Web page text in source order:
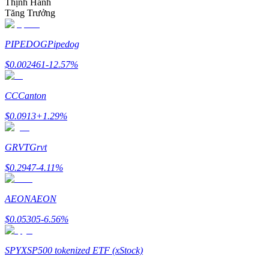
Đối tác Bitrue
Lên đến 65% hoa hồng!
Thịnh Hành
Tăng Trưởng
PIPEDOGPipedog
$0.002461-12.57%
CCCanton
$0.0913+1.29%
GRVTGrvt
$0.2947-4.11%
AEONAEON
$0.05305-6.56%
SPYXSP500 tokenized ETF (xStock)